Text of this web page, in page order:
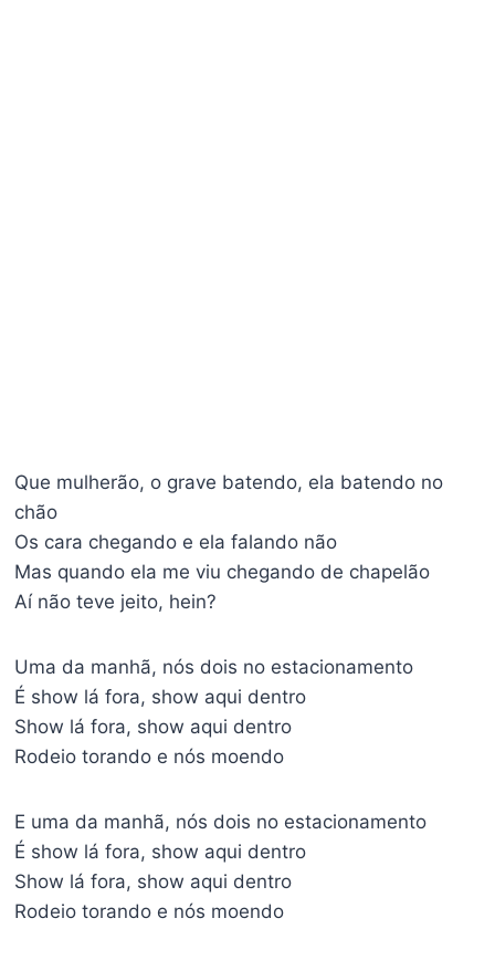
Que mulherão, o grave batendo, ela batendo no
chão
Os cara chegando e ela falando não
Mas quando ela me viu chegando de chapelão
Aí não teve jeito, hein?
Uma da manhã, nós dois no estacionamento
É show lá fora, show aqui dentro
Show lá fora, show aqui dentro
Rodeio torando e nós moendo
E uma da manhã, nós dois no estacionamento
É show lá fora, show aqui dentro
Show lá fora, show aqui dentro
Rodeio torando e nós moendo